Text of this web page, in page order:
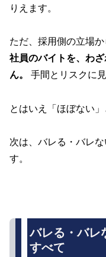
りえます。
ただ、採用側の立場
社員のバイトを、わ
ん。
手間とリスクに
とはいえ「ほぼない」
次は、バレる・バレ
す。
バレる・バレ
すべて